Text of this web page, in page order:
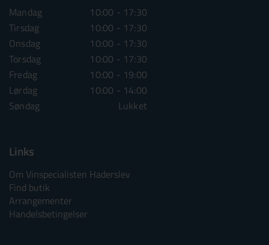
Mandag
10:00 - 17:30
Tirsdag
10:00 - 17:30
Onsdag
10:00 - 17:30
Torsdag
10:00 - 17:30
Fredag
10:00 - 19:00
Lørdag
10:00 - 14:00
Søndag
Lukket
Links
Om Vinspecialisten Haderslev
Find butik
Arrangementer
Handelsbetingelser